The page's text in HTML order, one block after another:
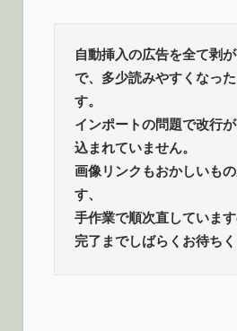
自動挿入の広告を全て剥
で、多少読みやすくなっ
す。
インポートの問題で改行
込まれていません。
画像リンクもおかしいも
す、
手作業で順次直していま
完了までしばらくお待ち